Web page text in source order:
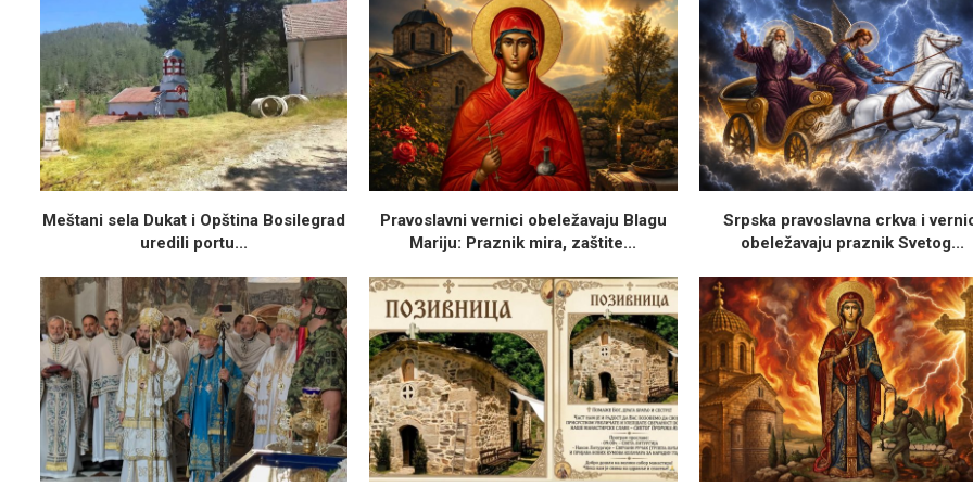
Meštani sela Dukat i Opština Bosilegrad
uredili portu...
Pravoslavni vernici obeležavaju Blagu
Mariju: Praznik mira, zaštite...
Srpska pravoslavna crkva i
obeležavaju praznik Svetog...